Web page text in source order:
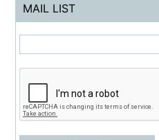
MAIL LIST